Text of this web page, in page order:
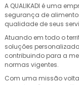
A QUALIKADI é uma
segurança de
qualidade de seus
Atuando em todo o
soluções
contribuindo para a
normas vigentes.
Com uma missão